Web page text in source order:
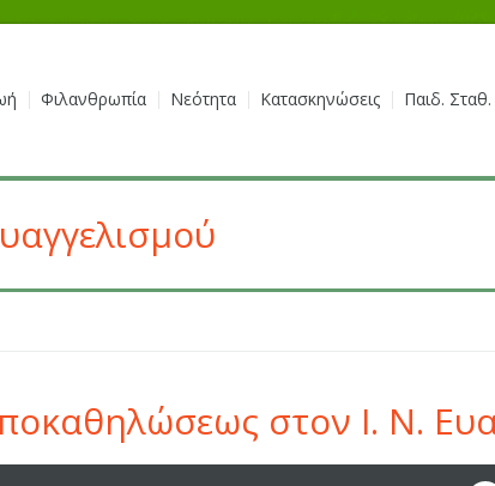
Φιλανθρωπία Νεότητα Κατασκηνώσεις Παιδ.
στον Ι. Ν.